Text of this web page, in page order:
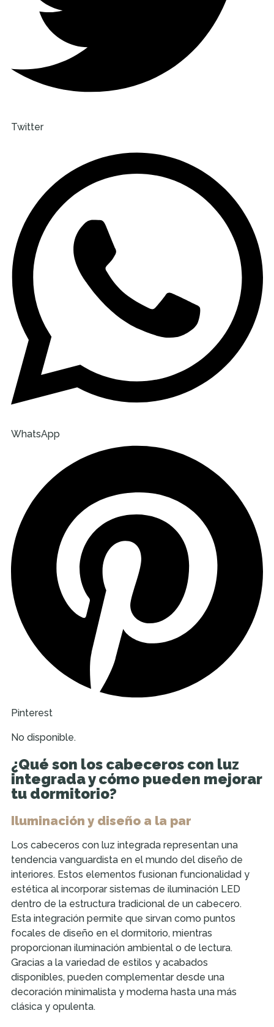
Twitter
WhatsApp
Pinterest
No disponible.
¿Qué son los cabeceros con luz
integrada y cómo pueden mejorar
tu dormitorio?
Iluminación y diseño a la par
Los cabeceros con luz integrada representan una
tendencia vanguardista en el mundo del diseño de
interiores. Estos elementos fusionan funcionalidad y
estética al incorporar sistemas de iluminación LED
dentro de la estructura tradicional de un cabecero.
Esta integración permite que sirvan como puntos
focales de diseño en el dormitorio, mientras
proporcionan iluminación ambiental o de lectura.
Gracias a la variedad de estilos y acabados
disponibles, pueden complementar desde una
decoración minimalista y moderna hasta una más
clásica y opulenta.